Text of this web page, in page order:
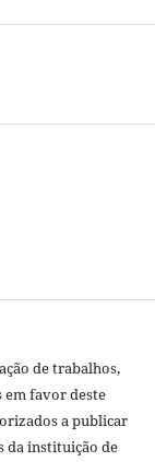
de trabalhos,
em favor deste
a publicar
da instituição de